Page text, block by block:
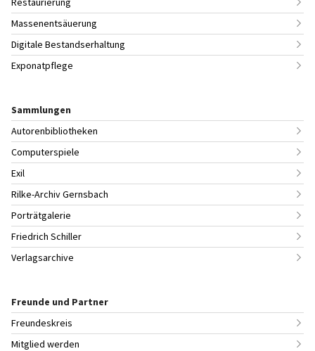
Massenentsäuerung
Digitale Bestandserhaltung
Exponatpflege
Sammlungen
Autorenbibliotheken
Computerspiele
Exil
Rilke-Archiv Gernsbach
Porträtgalerie
Friedrich Schiller
Verlagsarchive
Freunde und Partner
Freundeskreis
Mitglied werden